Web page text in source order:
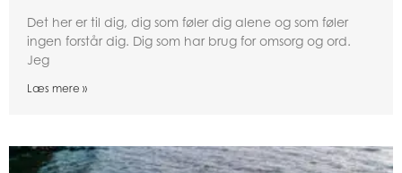
Det her er til dig, dig som føler dig alene og som føler
ingen forstår dig. Dig som har brug for omsorg og ord.
Jeg
Læs mere »